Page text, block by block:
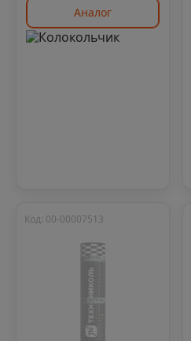
Аналог
Код: 00-00007513